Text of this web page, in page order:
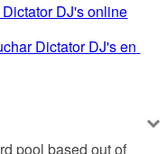
DJ's online
Dictator DJ's en
pool based out of